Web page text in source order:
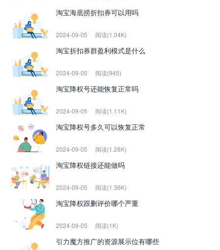
淘宝海底捞折扣券可以用吗
2024-09-05 阅读(1.04K)
淘宝折扣券群盈利模式是什么
2024-09-05 阅读(945)
淘宝降权号还能恢复正常吗
2024-09-05 阅读(1.11K)
淘宝降权号多久可以恢复正常
2024-09-05 阅读(1.28K)
淘宝降权链接还能做吗
2024-09-05 阅读(1.36K)
淘宝降权跟删评价哪个严重
2024-09-05 阅读(1K)
引力魔方推广的资源展示位有哪些